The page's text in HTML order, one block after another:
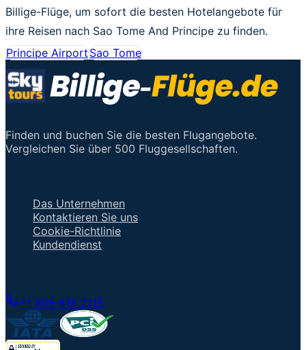
Billige-Flüge, um sofort die besten Hotelangebote für
ihre Reisen nach Sao Tome And Principe zu finden.
Principe AirportSao Tome
Finden und buchen Sie die besten Flugangebote.
Vergleichen Sie über 500 Fluggesellschaften.
Das Unternehmen
Kontaktieren Sie uns
Cookie-Richtlinie
Kundendienst
+1 805 618 2115